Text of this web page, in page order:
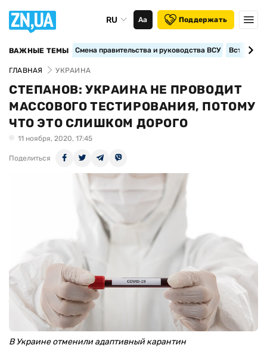
RU Аа Поддержать
ВАЖНЫЕ ТЕМЫ Смена правительства и руководства ВСУ
ГЛАВНАЯ УКРАИНА
СТЕПАНОВ: УКРАИНА НЕ ПРОВОДИТ
МАССОВОГО ТЕСТИРОВАНИЯ, ПОТОМУ
ЧТО ЭТО СЛИШКОМ ДОРОГО
11 ноября, 2020, 17:45
Поделиться
В Украине отменили адаптивный карантин